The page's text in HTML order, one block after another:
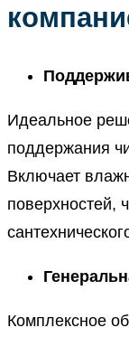
Идеальное
поддержания
Включает
поверхностей,
Комплексное